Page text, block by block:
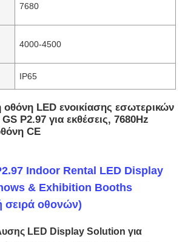
7680
4000-4500
IP65
LED ενοικίασης εσωτερικών
P2.97 για εκθέσεις, 7680Hz
CE
Indoor Rental LED Display
& Exhibition Booths
σειρά οθονών)
LED Display Solution για